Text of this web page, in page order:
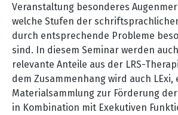
Veranstaltung besonderes
welche Stufen der
durch entsprechende Probleme
sind. In diesem Seminar werden
relevante Anteile aus der LRS-
dem Zusammenhang wird auch LExi,
Materialsammlung zur Förderung
in Kombination mit Exekutiven